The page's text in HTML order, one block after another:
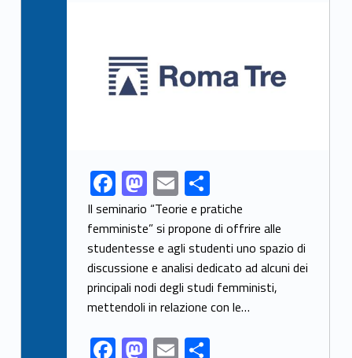
Link identifier share facebook archive #share-link-archive-43740F
ac
e
b
o
o
k
M
as
to
d
o
n
E
m
ai
l
S
h
ar
e
Il seminario “Teorie e pratiche
femministe” si propone di offrire alle
studentesse e agli studenti uno spazio di
discussione e analisi dedicato ad alcuni dei
principali nodi degli studi femministi,
mettendoli in relazione con le…
F M E S